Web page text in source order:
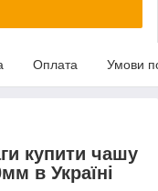
Оплата Умови
купити чашу
в Україні